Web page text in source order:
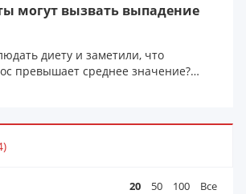
могут вызвать выпадение
диету и заметили, что
превышает среднее значение?
20 50 100 Все